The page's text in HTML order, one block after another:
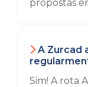
propostas
A Zurcad
Sim! A rota